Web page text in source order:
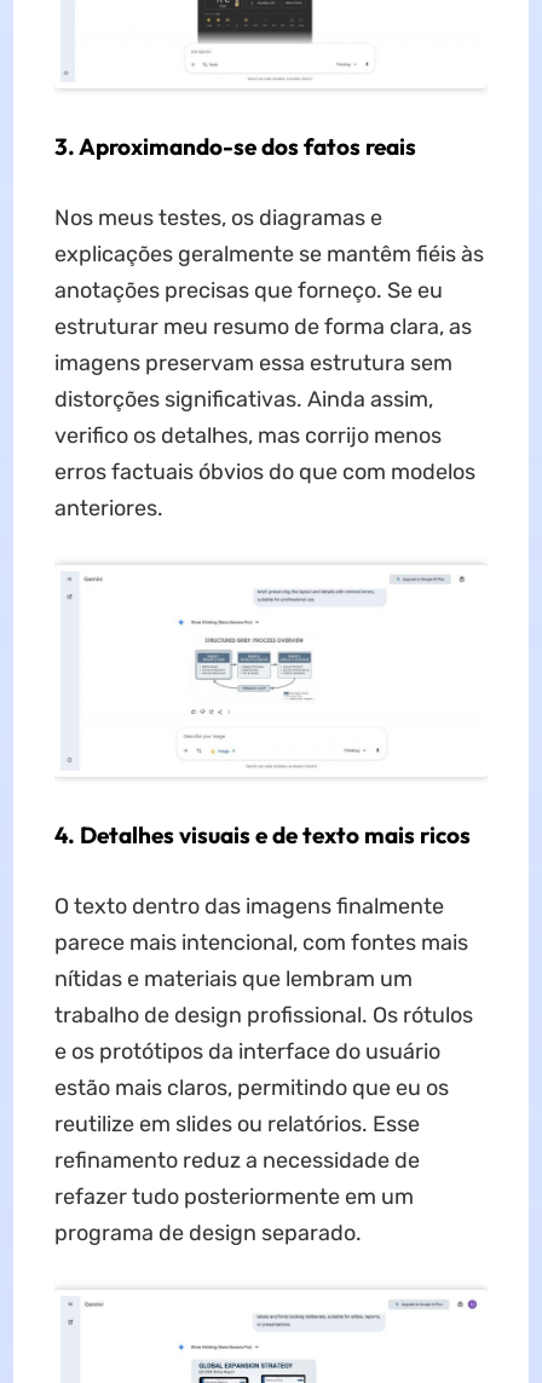
3. Aproximando-se dos fatos reais
Nos meus testes, os diagramas e
explicações geralmente se mantêm fiéis às
anotações precisas que forneço. Se eu
estruturar meu resumo de forma clara, as
imagens preservam essa estrutura sem
distorções significativas. Ainda assim,
verifico os detalhes, mas corrijo menos
erros factuais óbvios do que com modelos
anteriores.
4. Detalhes visuais e de texto mais ricos
O texto dentro das imagens finalmente
parece mais intencional, com fontes mais
nítidas e materiais que lembram um
trabalho de design profissional. Os rótulos
e os protótipos da interface do usuário
estão mais claros, permitindo que eu os
reutilize em slides ou relatórios. Esse
refinamento reduz a necessidade de
refazer tudo posteriormente em um
programa de design separado.